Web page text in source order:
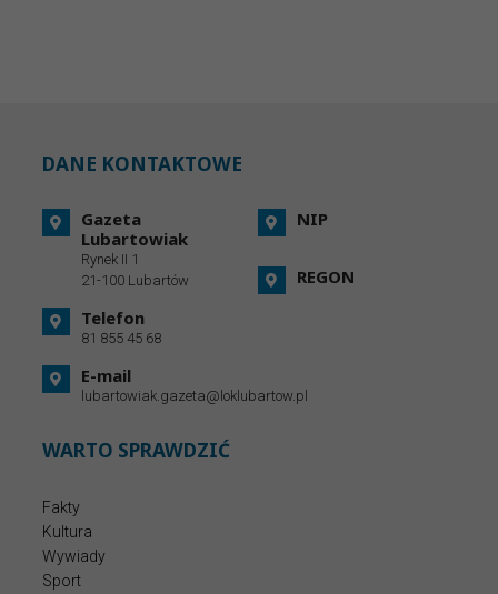
DANE KONTAKTOWE
Gazeta
Lubartowiak
Rynek II 1
21-100 Lubartów
Telefon
81 855 45 68
E-mail
lubartowiak.gazeta@loklubartow.pl
NIP
REGON
WARTO SPRAWDZIĆ
Fakty
Kultura
Wywiady
Sport